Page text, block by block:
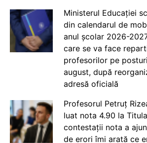
Ministerul Educației
din calendarul de
anul școlar 2026-
care se va face
profesorilor pe
august, după
adresă oficială
Profesorul Petruț
luat nota 4.90 la
contestații nota a
de erori îmi arată ce